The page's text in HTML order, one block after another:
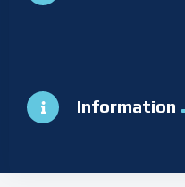
Information